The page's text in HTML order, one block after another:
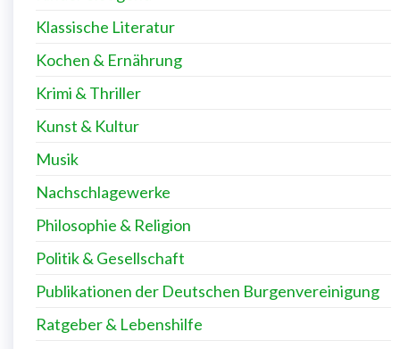
Klassische Literatur
Kochen & Ernährung
Krimi & Thriller
Kunst & Kultur
Musik
Nachschlagewerke
Philosophie & Religion
Politik & Gesellschaft
Publikationen der Deutschen Burgenvereinigung
Ratgeber & Lebenshilfe